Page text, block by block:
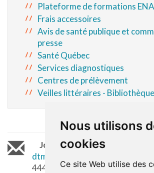
Nous utilisons
cookies
Ce site Web utilise des
Plateforme de formations ENA
Frais accessoires
Avis de santé publique et
presse
Santé Québec
Services diagnostiques
Centres de prélèvement
Veilles littéraires -
Joindre le DTMF|
dtmf@ssss.gouv.qc.ca
44483